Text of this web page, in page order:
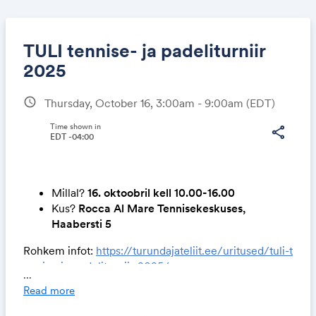
TULI tennise- ja padeliturniir
2025
schedule Thursday, October 16, 3:00am - 9:00am (EDT)
share
Time shown in
EDT -04:00
Millal? 16. oktoobril kell 10.00-16.00
Kus? Rocca Al Mare Tennisekeskuses,
Haabersti 5
Rohkem infot: https://turundajateliit.ee/uritused/tuli-t
ennise-ja-padeliturniir-2025/
...
Read more
Share